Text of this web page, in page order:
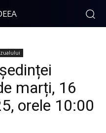
marți, 16
orele 10:00